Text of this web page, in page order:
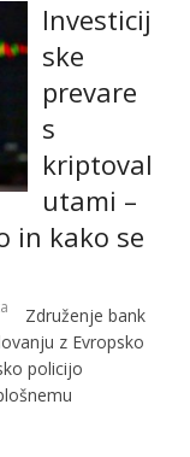
Investicij
ske
prevare
s
kriptoval
utami –
in kako se
Združenje bank
z Evropsko
policijo